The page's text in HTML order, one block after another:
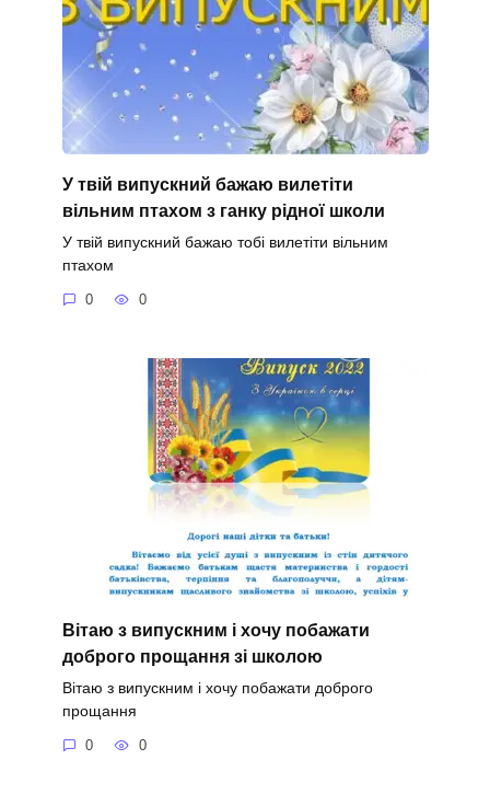
У твій випускний бажаю вилетіти
вільним птахом з ганку рідної школи
У твій випускний бажаю тобі вилетіти вільним
птахом
0 0
Вітаю з випускним і хочу побажати
доброго прощання зі школою
Вітаю з випускним і хочу побажати доброго
прощання
0 0